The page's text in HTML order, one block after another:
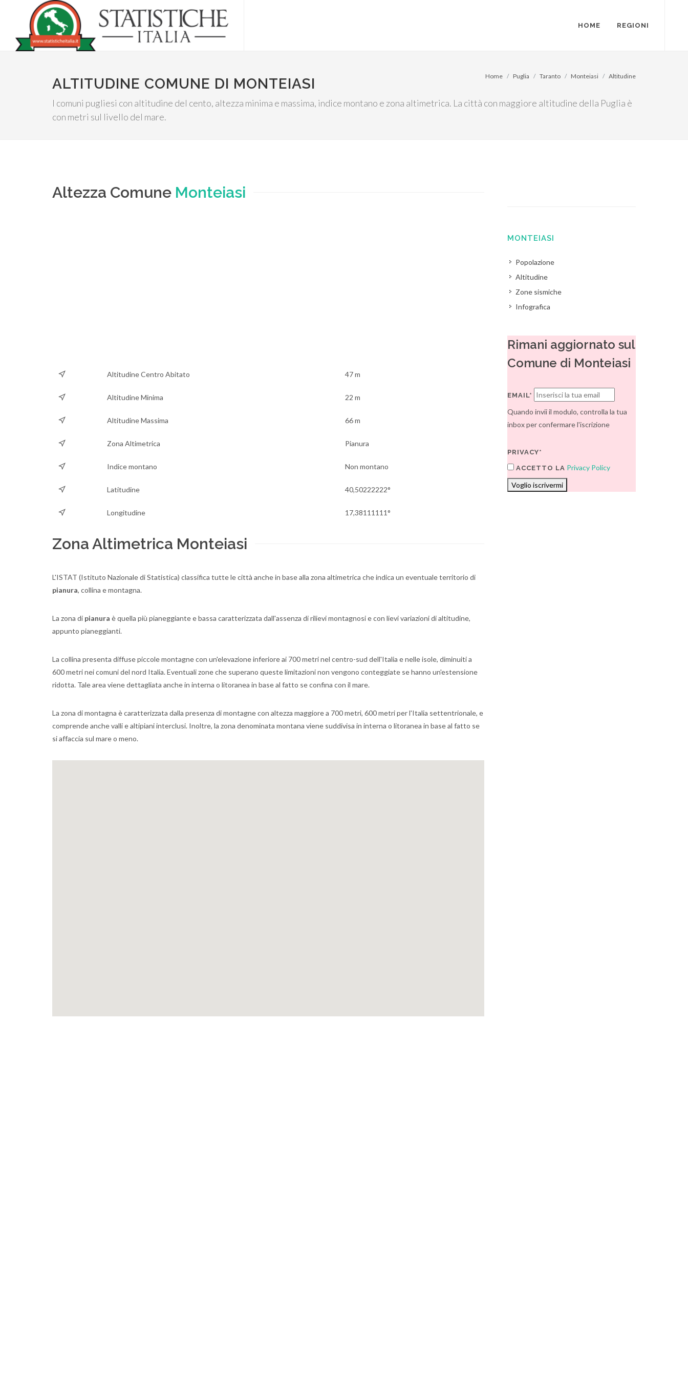
HOME REGIONI
ALTITUDINE COMUNE DI MONTEIASI
I comuni pugliesi con altitudine del cento, altezza minima e massima, indice montano e zona altimetrica. La città con maggiore altitudine della Puglia è
con metri sul livello del mare.
Home Puglia Taranto Monteiasi Altitudine
Altezza Comune Monteiasi
Altitudine Centro Abitato 47 m
Altitudine Minima 22 m
Altitudine Massima 66 m
Zona Altimetrica Pianura
Indice montano Non montano
Latitudine 40,50222222°
Longitudine 17,38111111°
Zona Altimetrica Monteiasi
L'ISTAT (Istituto Nazionale di Statistica) classifica tutte le città anche in base alla zona altimetrica che indica un eventuale territorio di
pianura, collina e montagna.
La zona di pianura è quella più pianeggiante e bassa caratterizzata dall'assenza di rilievi montagnosi e con lievi variazioni di altitudine,
appunto pianeggianti.
La collina presenta diffuse piccole montagne con un'elevazione inferiore ai 700 metri nel centro-sud dell'Italia e nelle isole, diminuiti a
600 metri nei comuni del nord Italia. Eventuali zone che superano queste limitazioni non vengono conteggiate se hanno un'estensione
ridotta. Tale area viene dettagliata anche in interna o litoranea in base al fatto se confina con il mare.
La zona di montagna è caratterizzata dalla presenza di montagne con altezza maggiore a 700 metri, 600 metri per l'Italia settentrionale, e
comprende anche valli e altipiani interclusi. Inoltre, la zona denominata montana viene suddivisa in interna o litoranea in base al fatto se
si affaccia sul mare o meno.
MONTEIASI
Popolazione
Altitudine
Zone sismiche
Infografica
Rimani aggiornato sul
Comune di Monteiasi
EMAIL*
Quando invii il modulo, controlla la tua
inbox per confermare l'iscrizione
PRIVACY*
ACCETTO LA Privacy Policy
Voglio iscrivermi